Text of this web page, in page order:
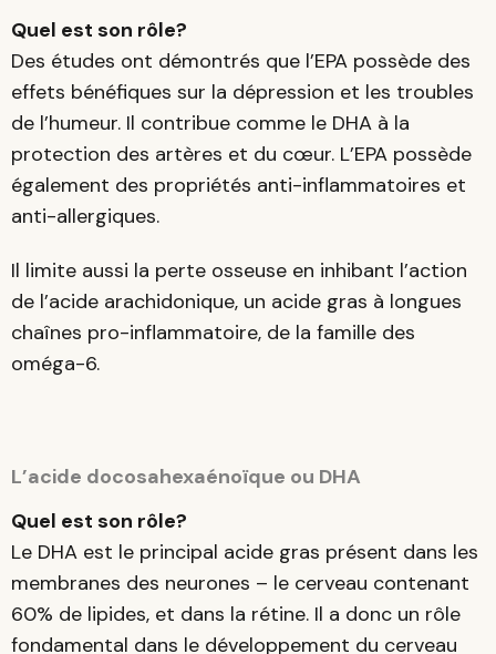
Quel est son rôle?
Des études ont démontrés que l’EPA possède des
effets bénéfiques sur la dépression et les troubles
de l’humeur. Il contribue comme le DHA à la
protection des artères et du cœur. L’EPA possède
également des propriétés anti-inflammatoires et
anti-allergiques.
Il limite aussi la perte osseuse en inhibant l’action
de l’acide arachidonique, un acide gras à longues
chaînes pro-inflammatoire, de la famille des
oméga-6.
L’acide docosahexaénoïque ou DHA
Quel est son rôle?
Le DHA est le principal acide gras présent dans les
membranes des neurones – le cerveau contenant
60% de lipides, et dans la rétine. Il a donc un rôle
fondamental dans le développement du cerveau